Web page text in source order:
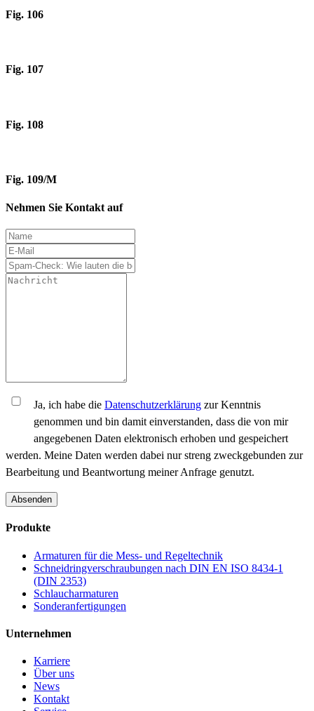
Fig. 106
Fig. 107
Fig. 108
Fig. 109/M
Nehmen Sie Kontakt auf
Ja, ich habe die Datenschutzerklärung zur Kenntnis
genommen und bin damit einverstanden, dass die von mir
angegebenen Daten elektronisch erhoben und gespeichert
werden. Meine Daten werden dabei nur streng zweckgebunden zur
Bearbeitung und Beantwortung meiner Anfrage genutzt.
Absenden
Produkte
Armaturen für die Mess- und Regeltechnik
Schneidringverschraubungen nach DIN EN ISO 8434-1
(DIN 2353)
Schlaucharmaturen
Sonderanfertigungen
Unternehmen
Karriere
Über uns
News
Kontakt